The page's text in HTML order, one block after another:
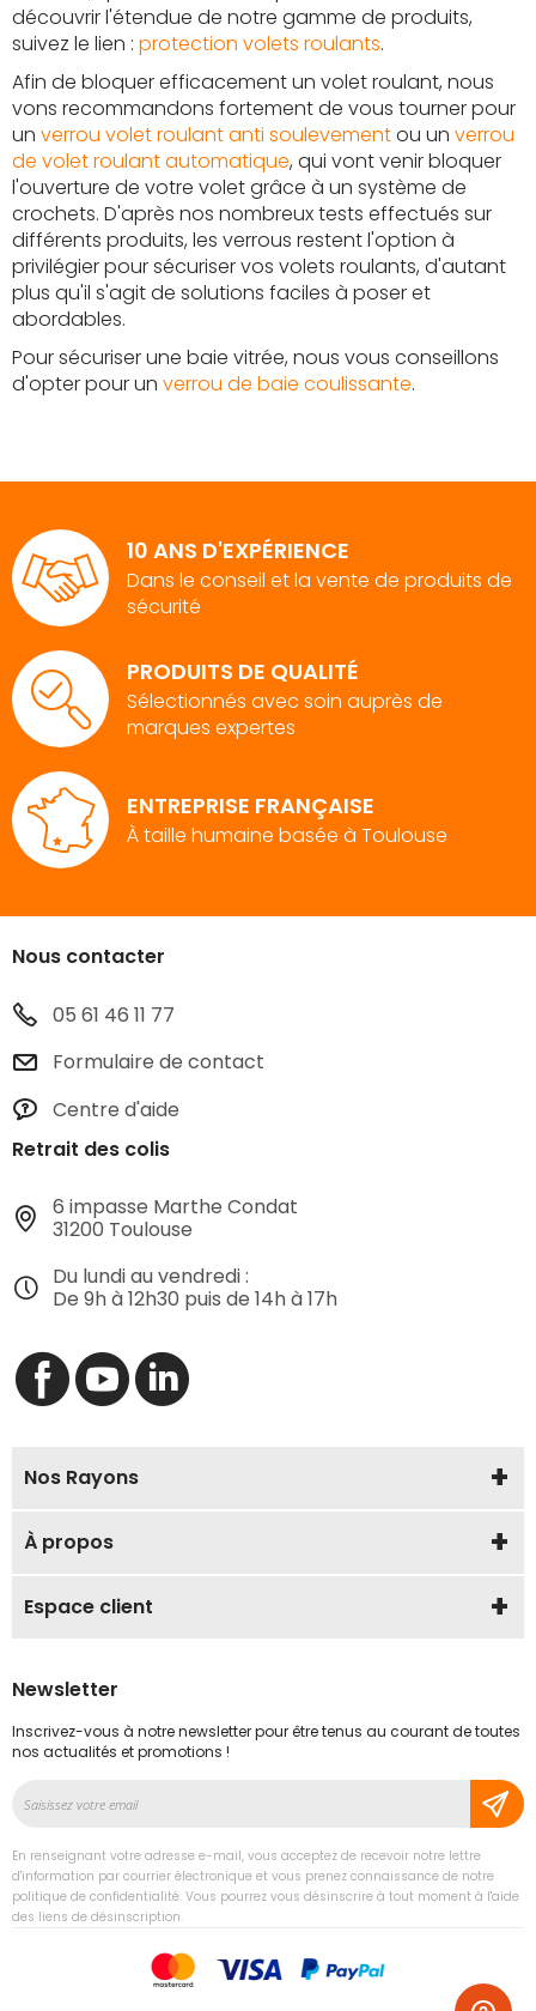
découvrir l'étendue de notre gamme de produits,
suivez le lien : protection volets roulants.
Afin de bloquer efficacement un volet roulant, nous
vons recommandons fortement de vous tourner pour
un verrou volet roulant anti soulevementou un verrou
de volet roulant automatique, qui vont venir bloquer
l'ouverture de votre volet grâce à un système de
crochets. D'après nos nombreux tests effectués sur
différents produits, les verrous restent l'option à
privilégier pour sécuriser vos volets roulants, d'autant
plus qu'il s'agit de solutions faciles à poser et
abordables.
Pour sécuriser une baie vitrée, nous vous conseillons
d'opter pour un verrou de baie coulissante.
10 ANS D'EXPÉRIENCE
Dans le conseil et la vente de produits de
sécurité
PRODUITS DE QUALITÉ
Sélectionnés avec soin auprès de
marques expertes
ENTREPRISE FRANÇAISE
À taille humaine basée à Toulouse
Nous contacter
05 61 46 11 77
Formulaire de contact
Centre d'aide
Retrait des colis
6 impasse Marthe Condat
31200 Toulouse
Du lundi au vendredi :
De 9h à 12h30 puis de 14h à 17h
Nos Rayons
À propos
Espace client
Newsletter
Inscrivez-vous à notre newsletter pour être tenus au courant de toutes
nos actualités et promotions !
notre
lettre
d’information
:
En renseignant votre adresse e-mail, vous acceptez de recevoir notre lettre
d'information par courrier électronique et vous prenez connaissance de notre
politique de confidentialité. Vous pourrez vous désinscrire à tout moment à l'aide
des liens de désinscription.